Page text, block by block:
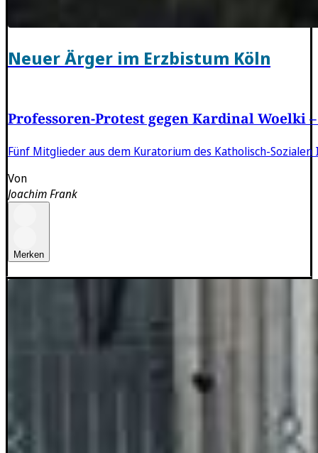
Neuer Ärger im Erzbistum Köln
Professoren-Protest gegen Kardinal Woelki
Fünf Mitglieder aus dem Kuratorium des Katholisch-
Von
Joachim Frank
Merken